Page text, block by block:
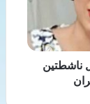
ناشطتين